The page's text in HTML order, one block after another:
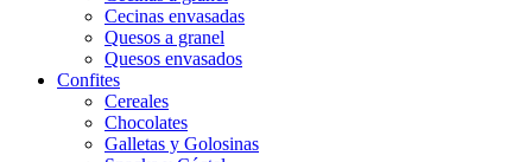
Cecinas envasadas
Quesos a granel
Quesos envasados
Confites
Cereales
Chocolates
Galletas y Golosinas